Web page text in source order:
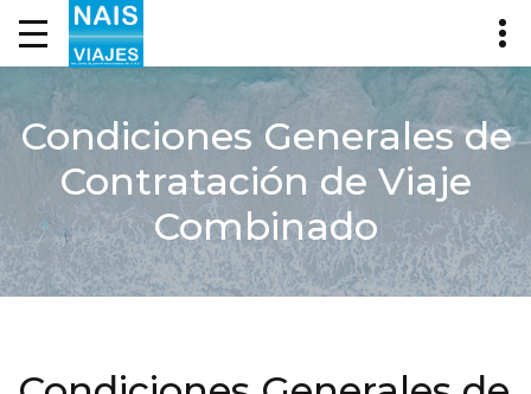
Condiciones Generales de
Contratación de Viaje
Combinado